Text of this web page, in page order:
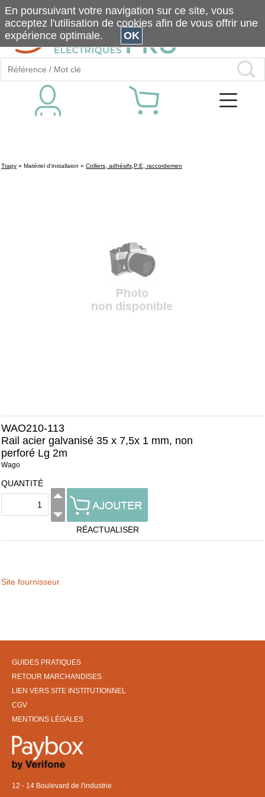
Trapy » Matériel d'installaion » Colliers, adhésifs,P.E, raccordemen
WAO210-113
Rail acier galvanisé 35 x 7,5x 1 mm, non
perforé Lg 2m
Wago
QUANTITÉ
RÉACTUALISER
Site fournisseur
GUIDES PRATIQUES
RETOUR MARCHANDISES
LIEN VERS SITE INSTITUTIONNEL
CGV
MENTIONS LÉGALES
12 - 14 Boulevard de l'industrie
En poursuivant votre navigation sur ce site, vous
acceptez l'utilisation de cookies afin de vous offrir une
expérience optimale.
OK